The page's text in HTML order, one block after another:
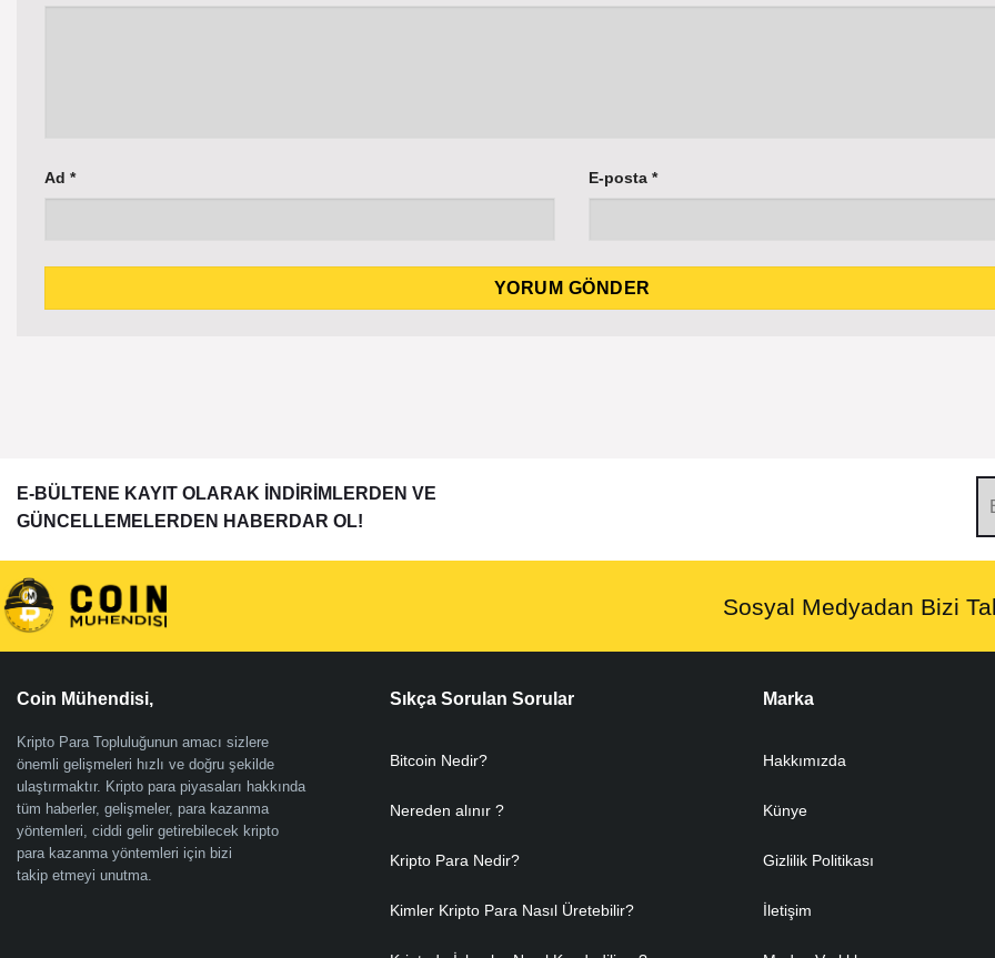
Ad * E-posta*
E-BÜLTENE KAYIT OLARAK İNDİRİMLERDEN VE
GÜNCELLEMELERDEN HABERDAR OL!
Sosyal Medyadan Bizi
Coin Mühendisi,
Kripto Para Topluluğunun amacı sizlere
önemli gelişmeleri hızlı ve doğru şekilde
ulaştırmaktır. Kripto para piyasaları hakkında
tüm haberler, gelişmeler, para kazanma
yöntemleri, ciddi gelir getirebilecek kripto
para kazanma yöntemleri için bizi
takip etmeyi unutma.
Sıkça Sorulan Sorular
Bitcoin Nedir?
Nereden alınır ?
Kripto Para Nedir?
Kimler Kripto Para Nasıl Üretebilir?
Marka
Hakkımızda
Künye
Gizlilik Politikası
İletişim